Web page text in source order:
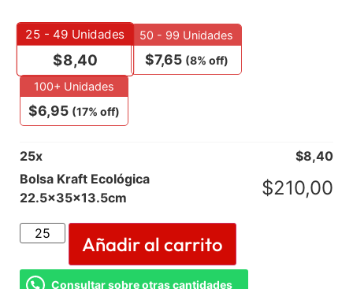
25 - 49 Unidades
$8,40
50 - 99 Unidades
$7,65 (8% off)
100+ Unidades
$6,95 (17% off)
25x $8,40
Bolsa Kraft Ecológica
22.5x35x13.5cm
$210,00
Añadir al carrito
Consultar sobre otras cantidades